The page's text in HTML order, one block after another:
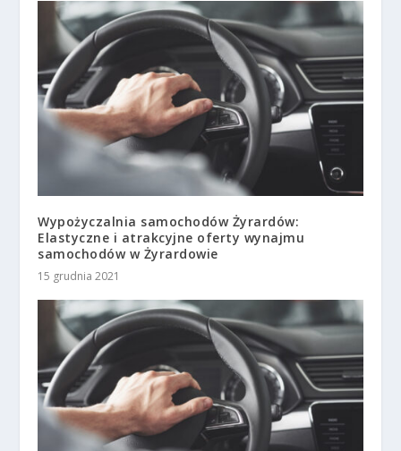
Wypożyczalnia samochodów Żyrardów:
Elastyczne i atrakcyjne oferty wynajmu
samochodów w Żyrardowie
15 grudnia 2021